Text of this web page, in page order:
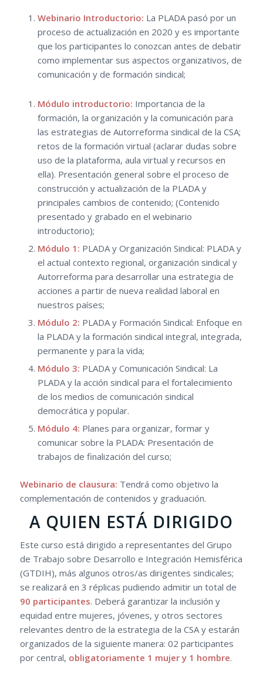
Webinario Introductorio: La PLADA pasó por un
proceso de actualización en 2020 y es importante
que los participantes lo conozcan antes de debatir
como implementar sus aspectos organizativos, de
comunicación y de formación sindical;
Módulo introductorio: Importancia de la
formación, la organización y la comunicación para
las estrategias de Autorreforma sindical de la CSA;
retos de la formación virtual (aclarar dudas sobre
uso de la plataforma, aula virtual y recursos en
ella). Presentación general sobre el proceso de
construcción y actualización de la PLADA y
principales cambios de contenido; (Contenido
presentado y grabado en el webinario
introductorio);
Módulo 1: PLADA y Organización Sindical: PLADA y
el actual contexto regional, organización sindical y
Autorreforma para desarrollar una estrategia de
acciones a partir de nueva realidad laboral en
nuestros países;
Módulo 2: PLADA y Formación Sindical: Enfoque en
la PLADA y la formación sindical integral, integrada,
permanente y para la vida;
Módulo 3: PLADA y Comunicación Sindical: La
PLADA y la acción sindical para el fortalecimiento
de los medios de comunicación sindical
democrática y popular.
Módulo 4: Planes para organizar, formar y
comunicar sobre la PLADA: Presentación de
trabajos de finalización del curso;
Webinario de clausura: Tendrá como objetivo la
complementación de contenidos y graduación.
A QUIEN ESTÁ DIRIGIDO
Este curso está dirigido a representantes del Grupo
de Trabajo sobre Desarrollo e Integración Hemisférica
(GTDIH), más algunos otros/as dirigentes sindicales;
se realizará en 3 réplicas pudiendo admitir un total de
90 participantes. Deberá garantizar la inclusión y
equidad entre mujeres, jóvenes, y otros sectores
relevantes dentro de la estrategia de la CSA y estarán
organizados de la siguiente manera: 02 participantes
por central, obligatoriamente 1 mujer y 1 hombre.